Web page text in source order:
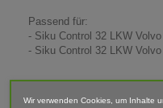
Passend für:
- Siku Control 32 LKW
- Siku Control 32 LKW
Wir verwenden Cookies, um Inhalte